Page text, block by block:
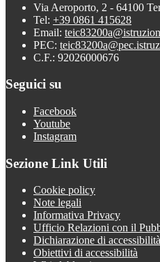
Via Aeroporto, 2 - 64100
Tel: +39 0861 415628
Email:
PEC:
C.F.: 92026000676
Seguici su
Facebook
Youtube
Instagram
Sezione Link Utili
Cookie policy
Note legali
Informativa Privacy
Ufficio Relazioni con il
Dichiarazione di accessibilità
Obiettivi di accessibilità